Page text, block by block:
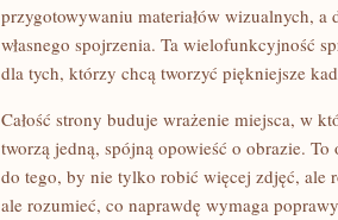
przygotowywaniu materiałów wizualnych,
własnego spojrzenia. Ta wielofunkcyjność
dla tych, którzy chcą tworzyć piękniejsze
Całość strony buduje wrażenie miejsca, w
tworzą jedną, spójną opowieść o obrazie.
do tego, by nie tylko robić więcej zdjęć, ale
ale rozumieć, co naprawdę wymaga